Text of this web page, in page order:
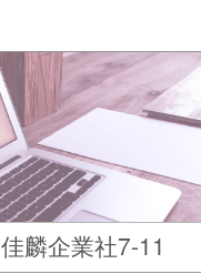
佳麟企業社7-11